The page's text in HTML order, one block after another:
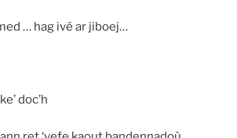
… hag ivé ar jiboej…
doc’h